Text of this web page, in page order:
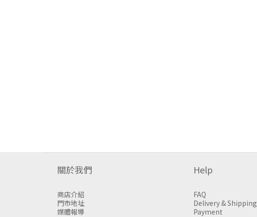
關於我們
商店介紹
門市地址
媒體報導
Help
FAQ
Delivery & Shipping
Payment